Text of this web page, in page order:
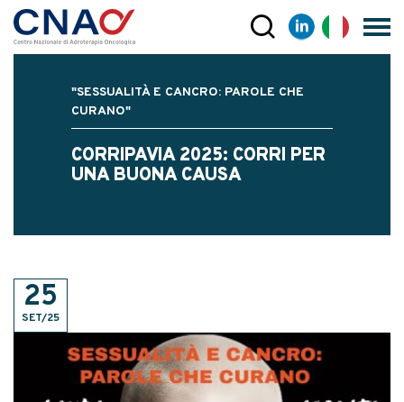
"SESSUALITÀ E CANCRO: PAROLE CHE
CURANO"
CORRIPAVIA 2025: CORRI PER
UNA BUONA CAUSA
25
SET/25